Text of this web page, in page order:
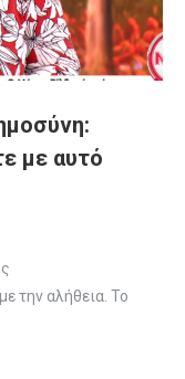
με αυτό
την αλήθεια. Το